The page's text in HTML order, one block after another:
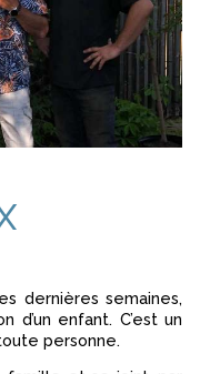
dernières semaines,
d’un enfant. C’est un
personne.